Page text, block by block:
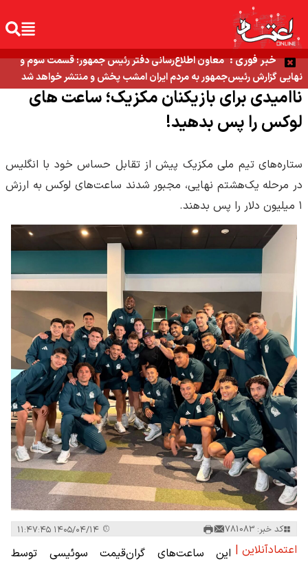
خبر فوری : معاون اطلاع‌رسانی دفتر رئیس جمهور: قسمت سوم و
نهایی گزارش رئیس‌جمهور به مردم ایران امشب پخش و منتشر خواهد شد
ناامیدی برای بازیکنان مکزیک؛ ساعت های
لوکس را پس بدهید!
ستاره‌های تیم ملی مکزیک پیش از تقابل حساس خود با انگلیس
در مرحله یک‌هشتم نهایی، مجبور شدند ساعت‌های لوکس به ارزش
۱ میلیون دلار را پس بدهند.
کد خبر: 781083
اعتمادآنلاین | این ساعت‌های گران‌قیمت سوئیسی توسط